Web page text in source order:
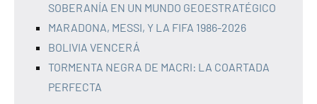
SOBERANÍA EN UN MUNDO GEOESTRATÉGICO
MARADONA, MESSI, Y LA FIFA 1986-2026
BOLIVIA VENCERÁ
TORMENTA NEGRA DE MACRI: LA COARTADA
PERFECTA